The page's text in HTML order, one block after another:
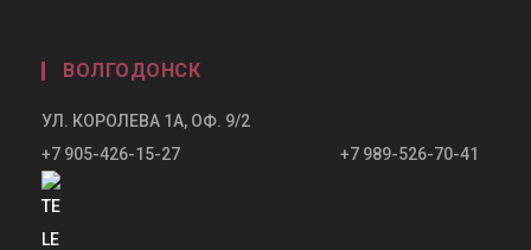
ВОЛГОДОНСК
УЛ. КОРОЛЕВА 1А, ОФ. 9/2
+7 905-426-15-27 +7 989-526-70-41